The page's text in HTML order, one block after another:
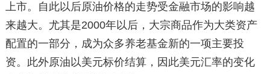
上市。自此以后原油价格的走势受金融市场的影响越
来越大。尤其是2000年以后，大宗商品作为大类资产
配置的一部分，成为众多养老基金新的一项主要投
资。此外原油以美元标价结算，因此美元汇率的变化